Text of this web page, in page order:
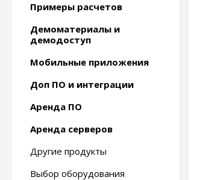
Примеры расчетов
Демоматериалы и
демодоступ
Мобильные приложения
Доп ПО и интеграции
Аренда ПО
Аренда серверов
Другие продукты
Выбор оборудования